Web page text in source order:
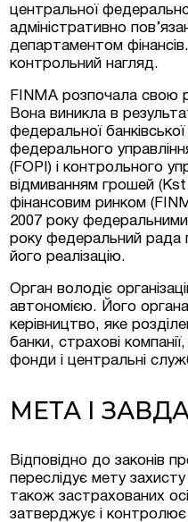
центральної
адміністративно
департаментом
контрольний нагляд.
FINMA розпочала свою
Вона виникла в
федеральної банківської
федерального
(FOPI) і контрольного
відмиванням грошей
фінансовим ринком
2007 року
року федеральний рада
його реалізацію.
Орган володіє
автономією. Його
керівництво, яке
банки, страхові
фонди і центральні
МЕТА І
Відповідно до законів
переслідує мету захисту
також застрахованих
затверджує і контролює